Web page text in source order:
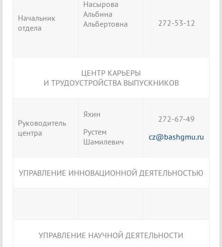
Начальник
отдела
Насырова
Альбина
Альбертовна
272-53-12
ЦЕНТР КАРЬЕРЫ
И ТРУДОУСТРОЙСТВА ВЫПУСКНИКОВ
Руководитель
центра
Яхин
Рустем
Шамилевич
272-67-49
cz@bashgmu.ru
УПРАВЛЕНИЕ ИННОВАЦИОННОЙ ДЕЯТЕЛЬНОСТЬЮ
УПРАВЛЕНИЕ НАУЧНОЙ ДЕЯТЕЛЬНОСТИ